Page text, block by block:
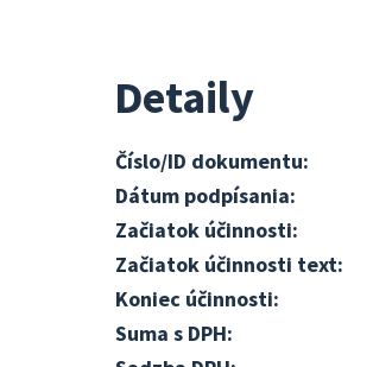
Detaily
Číslo/ID dokumentu:
Dátum podpísania:
Začiatok účinnosti:
Začiatok účinnosti text:
Koniec účinnosti:
Suma s DPH: